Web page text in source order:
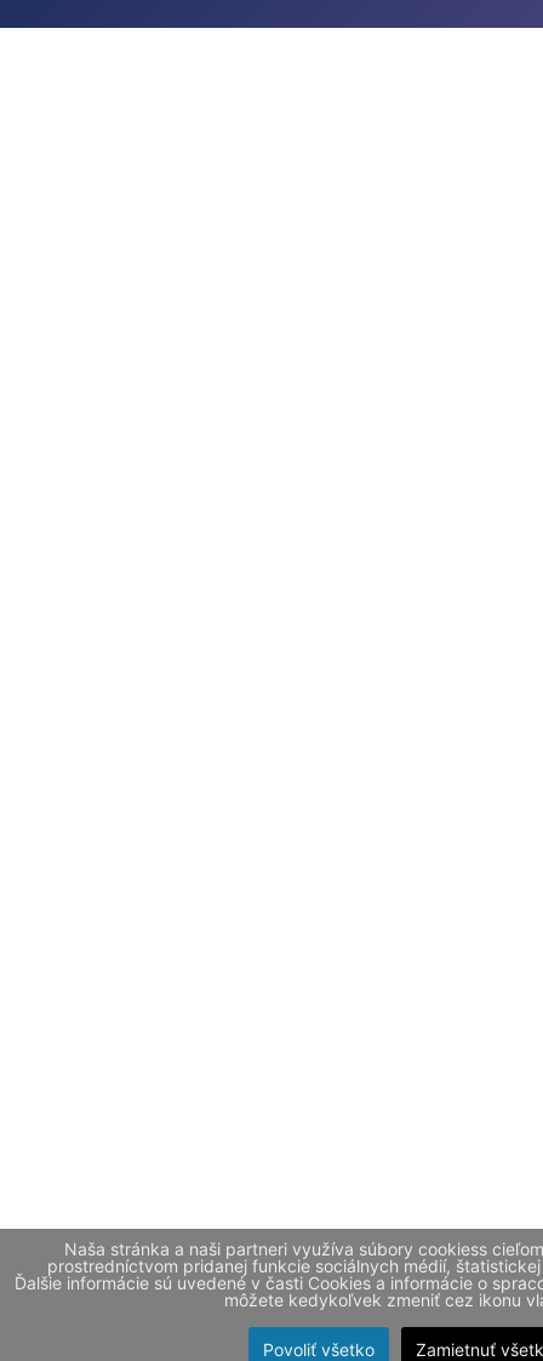
Naša stránka a naši partneri využíva súbory cookiess
prostredníctvom pridanej funkcie sociálnych médií,
Ďalšie informácie sú uvedené v časti Cookies a informácie o
môžete kedykoľvek zmeniť cez ikonu
Povoliť všetko Zamietnuť